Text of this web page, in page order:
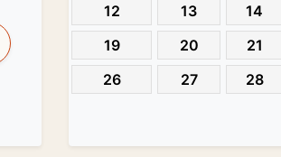
12
13 14
19
20 21
26
27 28